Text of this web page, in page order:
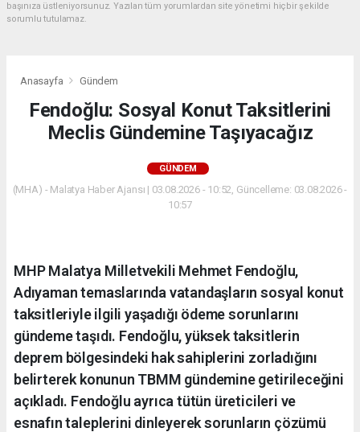
başınıza üstleniyorsunuz. Yazılan tüm yorumlardan site yönetimi hiçbir şekilde
sorumlu tutulamaz.
Anasayfa Gündem
Fendoğlu: Sosyal Konut Taksitlerini
Meclis Gündemine Taşıyacağız
GÜNDEM
(MHA) - Malatya Haber Ajansı | 03.08.2026 - 10:52, Güncelleme: 03.08.2026 -
10:57
MHP Malatya Milletvekili Mehmet Fendoğlu,
Adıyaman temaslarında vatandaşların sosyal konut
taksitleriyle ilgili yaşadığı ödeme sorunlarını
gündeme taşıdı. Fendoğlu, yüksek taksitlerin
deprem bölgesindeki hak sahiplerini zorladığını
belirterek konunun TBMM gündemine getirileceğini
açıkladı. Fendoğlu ayrıca tütün üreticileri ve
esnafın taleplerini dinleyerek sorunların çözümü